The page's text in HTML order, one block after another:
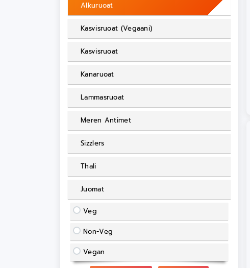
Alkuruoat
Kasvisruoat (Vegaani)
Kasvisruoat
Kanaruoat
Lammasruoat
Meren Antimet
Sizzlers
Thali
Juomat
Veg
Non-Veg
Vegan